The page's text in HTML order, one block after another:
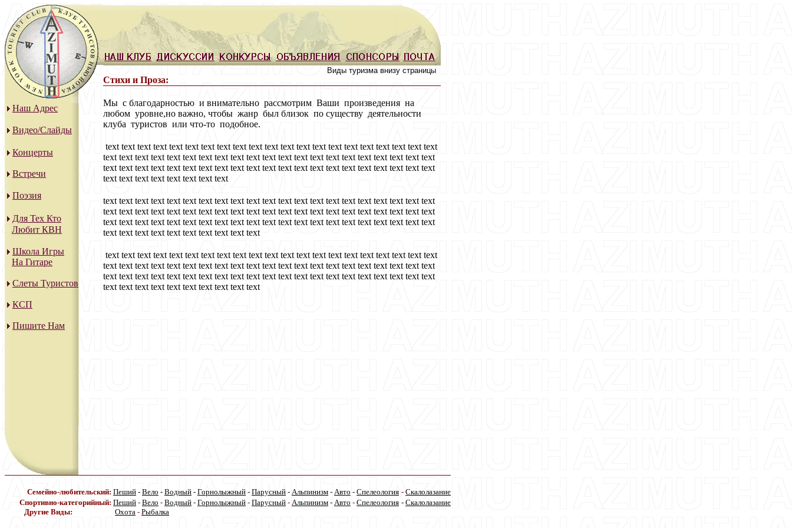
Наш Адрес
Видео/Слайды
Концерты
Встречи
Поэзия
Для Тех Кто
Любит КВН
Школа Игры
На Гитаре
Слеты Туристов
КСП
Пишите Нам
Виды туризма внизу страницы
Стихи и Проза:
Мы с благодарностью и внимательно рассмотрим Ваши произведения на
любом уровне,но важно, чтобы жанр был близок по существу деятельности
клуба туристов или что-то подобное.
text text text text text text text text text text text text text text text text text text text text text
text text text text text text text text text text text text text text text text text text text text text
text text text text text text text text text text text text text text text text text text text text text
text text text text text text text text
text text text text text text text text text text text text text text text text text text text text text
text text text text text text text text text text text text text text text text text text text text text
text text text text text text text text text text text text text text text text text text text text text
text text text text text text text text text text
text text text text text text text text text text text text text text text text text text text text text
text text text text text text text text text text text text text text text text text text text text text
text text text text text text text text text text text text text text text text text text text text text
text text text text text text text text text text
Семейно-любительский: Пеший - Вело - Водный - Горнолыжный - Парусный - Альпинизм - Авто - Спелеология - Скалолазание
Спортивно-категорийный: Пеший - Вело - Водный - Горнолыжный - Парусный - Альпинизм - Авто - Спелеология - Скалолазание
Другие Виды:
Охота - Рыбалка